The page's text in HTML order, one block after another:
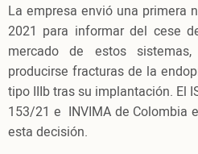
La empresa envió una primera
2021 para informar del cese
mercado de estos
producirse fracturas de la
tipo IIIb tras su implantación. El
153/21 e INVIMA de Colombia
esta decisión.